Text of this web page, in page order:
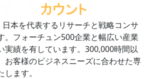
本を代表するリサーチと戦略コンサ
。フォーチュン500企業と幅広い産業
実績を有しています。300,000時間以
お客様のビジネスニーズに合わせた専
ます。